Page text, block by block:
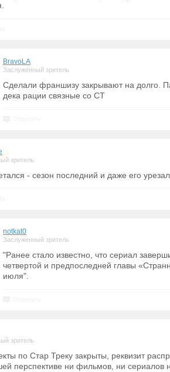
BravoLA
Заслуженный зритель
Сделали франшизу закрывают на долго.
дека рации связные со СТ
зритель
- сезон последний и даже его
notkat0
Заслуженный зритель
"Ранее стало известно, что сериал
четвертой и предпоследней главы
июля".
зритель
по Стар Треку закрыты, реквизит
перспективе ни фильмов, ни сериалов